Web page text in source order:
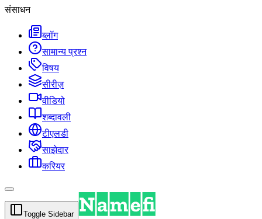
संसाधन
ब्लॉग
सामान्य प्रश्न
विषय
सीरीज़
वीडियो
शब्दावली
टीएलडी
साझेदार
करियर
Toggle Sidebar